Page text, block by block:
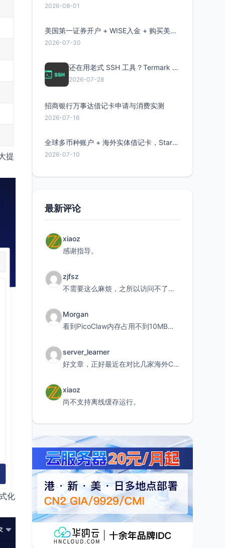
提
化
2026-08-01
美国第一证券开户 + WISE入金 + 购买美股全流程分享
2026-07-30
还在用老式 SSH 工具？Termark 新一代跨平台智能SSH客户端了解一下
2026-07-28
招商银行万事达借记卡申请与消费实测
2026-07-16
全球多币种账户 + 海外实体借记卡，Starryblu开户教程与注意事项
2026-07-10
最新评论
xiaoz
感谢指导。
zjfsz
不需要这么麻烦，之所以访问不了，是由于非对称路由的问题，在爱快主路由添加一条静态路由192.168.
Morgan
看到PicoClaw内存占用不到10MB这个数据真的很惊喜，确实很适合我这种想用旧设备折腾AI的小白
server_learner
好文章，正好最近在对比几家海外CDN。文中提到CF免费版不支持自定义回源端口和HOST这个痛点太真实
xiaoz
尚不支持离线缓存运行。